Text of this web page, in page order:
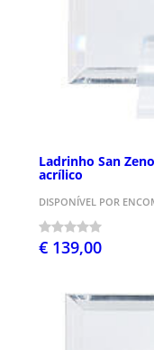
Ladrinho San
acrílico
DISPONÍVEL POR
€ 139,00